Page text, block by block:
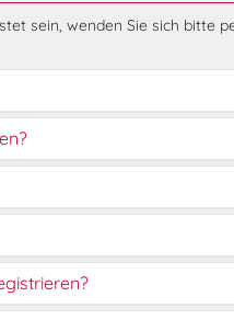
sein, wenden Sie sich bitte